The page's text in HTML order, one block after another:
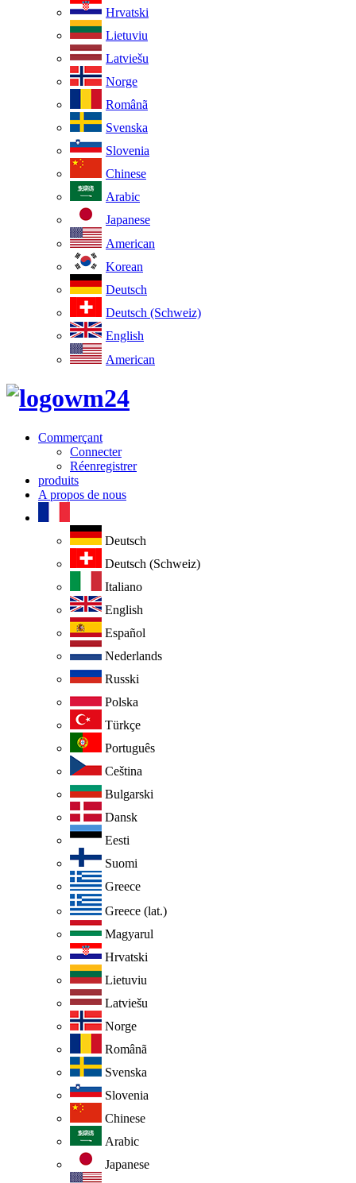
Hrvatski
Lietuviu
Latviešu
Norge
Românã
Svenska
Slovenia
Chinese
Arabic
Japanese
American
Korean
Deutsch
Deutsch (Schweiz)
English
American
Commerçant
Connecter
Réenregistrer
produits
A propos de nous
Deutsch
Deutsch (Schweiz)
Italiano
English
Español
Nederlands
Russki
Polska
Türkçe
Português
Ceština
Bulgarski
Dansk
Eesti
Suomi
Greece
Greece (lat.)
Magyarul
Hrvatski
Lietuviu
Latviešu
Norge
Românã
Svenska
Slovenia
Chinese
Arabic
Japanese